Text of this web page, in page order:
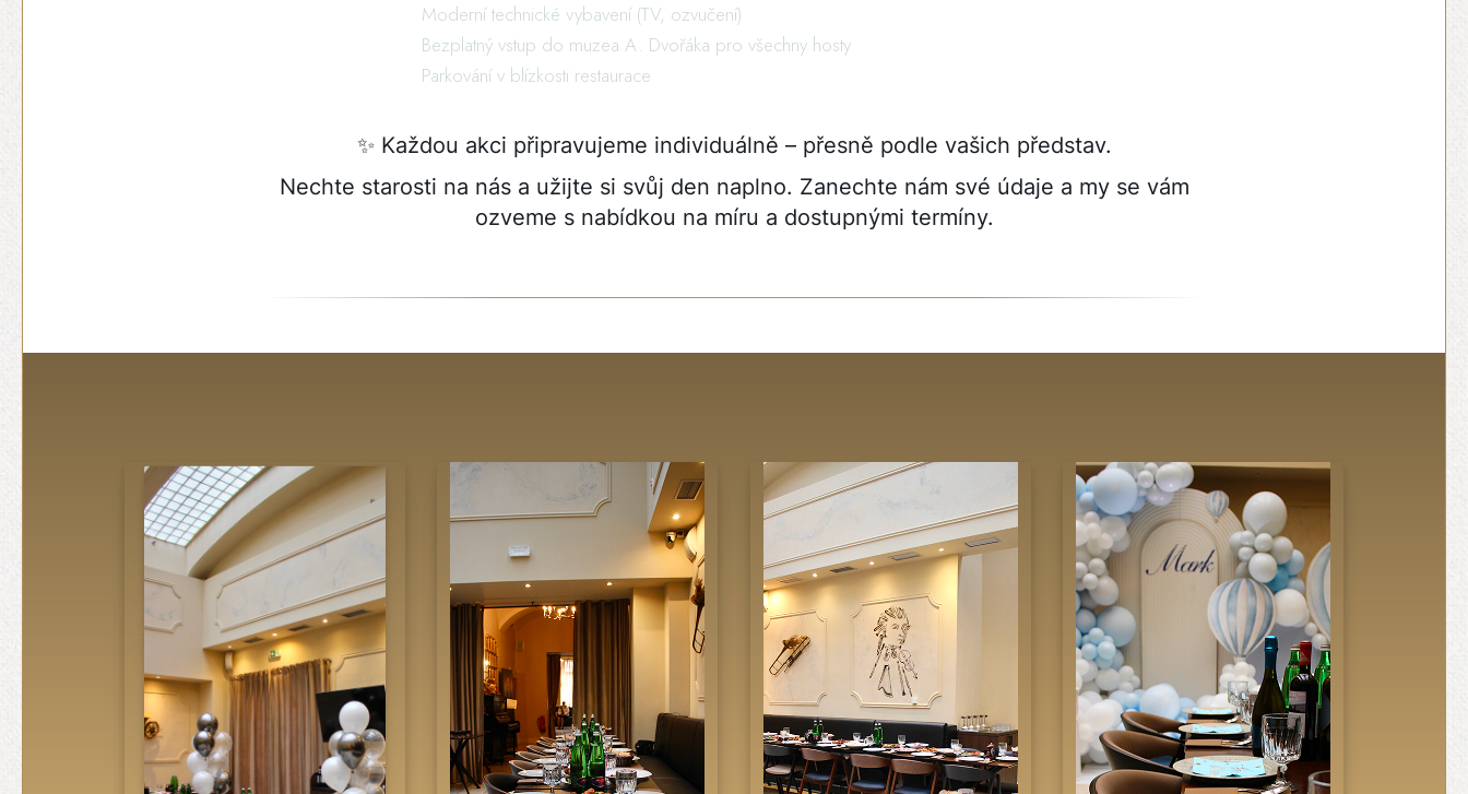
Moderní technické vybavení (TV, ozvučení)
Bezplatný vstup do muzea A. Dvořáka pro všechny hosty
Parkování v blízkosti restaurace
✨ Každou akci připravujeme individuálně – přesně podle vašich představ.
Nechte starosti na nás a užijte si svůj den naplno. Zanechte nám své údaje a my se vám
ozveme s nabídkou na míru a dostupnými termíny.